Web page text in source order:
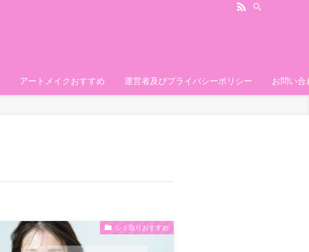
アートメイクおすすめ 運営者及びプライバシーポリシー お問い合
シミ取りおすすめ